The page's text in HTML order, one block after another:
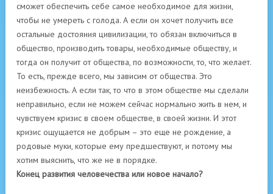
сможет обеспечить себе самое необходимое для жизни,
чтобы не умереть с голода. А если он хочет получить все
остальные достояния цивилизации, то обязан включиться в
общество, производить товары, необходимые обществу, и
тогда он получит от общества, по возможности, то, что желает.
То есть, прежде всего, мы зависим от общества. Это
неизбежность. А если так, то что в этом обществе мы сделали
неправильно, если не можем сейчас нормально жить в нем, и
чувствуем кризис в своем обществе, в своей жизни. И этот
кризис ощущается не добрым – это еще не рождение, а
родовые муки, которые ему предшествуют, и потому мы
хотим выяснить, что же не в порядке.
Конец развития человечества или новое начало?